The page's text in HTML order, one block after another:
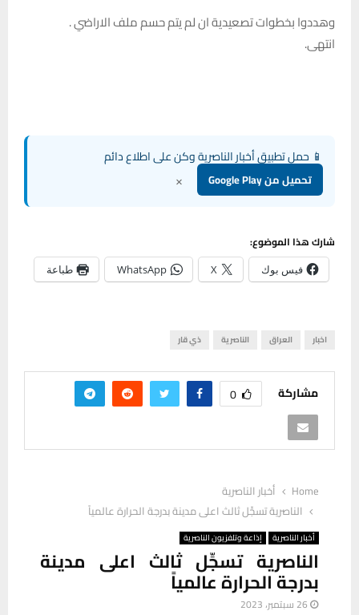
وهددوا بخطوات تصعيدية ان لم يتم حسم ملف الاراضي .
انتهى.
📱 حمل تطبيق أخبار الناصرية وكن على اطلاع دائم
تحميل من Google Play ×
شارك هذا الموضوع:
فيس بوك X
WhatsApp طباعة
اخبار العراق الناصرية ذي قار
مشاركة 0
Home
أخبار الناصرية
الناصرية تسجِّل ثالث اعلى مدينة بدرجة الحرارة عالمياً
أخبار الناصرية إذاعة وتلفزيون الناصرية
الناصرية تسجِّل ثالث اعلى مدينة
بدرجة الحرارة عالمياً
26 سبتمبر، 2023